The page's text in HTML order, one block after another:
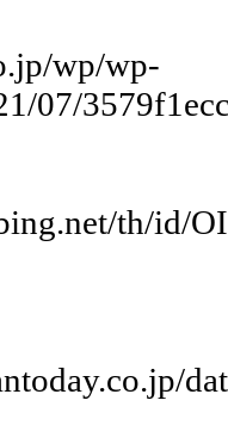
wp/wp-
07/
th/id/